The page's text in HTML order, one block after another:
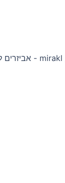
mirakl - אביזרים לתחפושות